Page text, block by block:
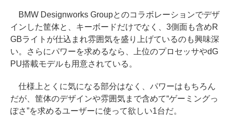
BMW Designworks Groupとのコラボレーションでデザ
インした筐体と、キーボードだけでなく、3側面も含めR
GBライトが仕込まれ雰囲気を盛り上げているのも興味深
い。さらにパワーを求めるなら、上位のプロセッサやdG
PU搭載モデルも用意されている。
仕様上とくに気になる部分はなく、パワーはもちろん
だが、筐体のデザインや雰囲気まで含めて“ゲーミングっ
ぽさ”を求めるユーザーに使って欲しい1台だ。